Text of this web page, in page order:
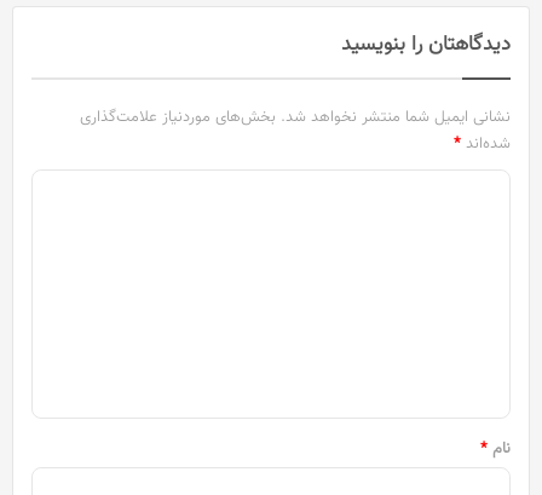
دیدگاهتان را بنویسید
نشانی ایمیل شما منتشر نخواهد شد. بخش‌های موردنیاز علامت‌گذاری
شده‌اند *
نام *